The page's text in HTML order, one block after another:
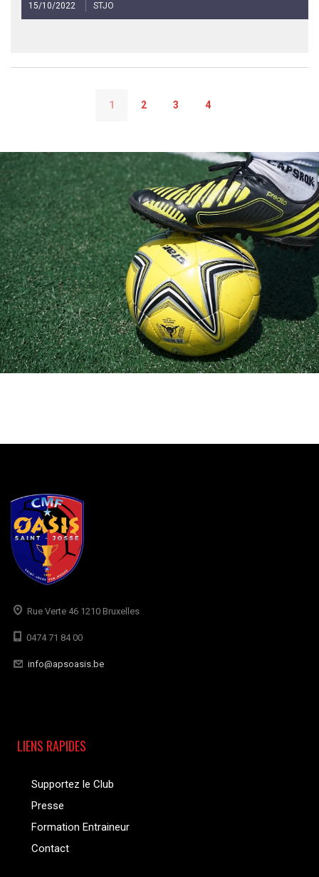
15/10/2022 STJO
1 2 3 4
Rue Verte 46 1210 Bruxelles
0474 71 84 00
info@apsoasis.be
LIENS RAPIDES
Supportez le Club
Presse
Formation Entraineur
Contact